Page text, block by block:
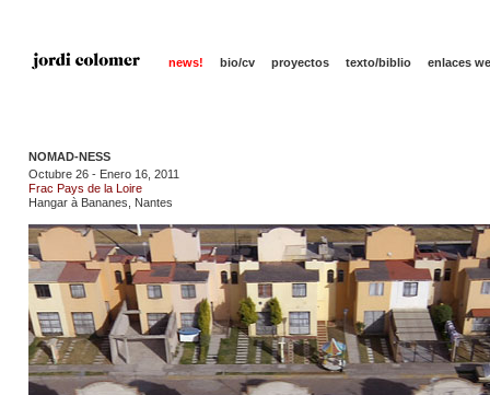
news! bio/cv proyectos texto/biblio enlaces
NOMAD-NESS
Octubre 26 - Enero 16, 2011
Frac Pays de la Loire
Hangar à Bananes, Nantes